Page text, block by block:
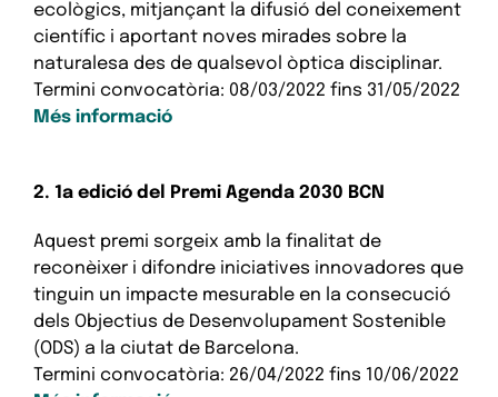
ecològics, mitjançant la difusió del coneixement
científic i aportant noves mirades sobre la
naturalesa des de qualsevol òptica disciplinar.
Termini convocatòria: 08/03/2022 fins 31/05/2022
Més informació
2. 1a edició del Premi Agenda 2030 BCN
Aquest premi sorgeix amb la finalitat de
reconèixer i difondre iniciatives innovadores que
tinguin un impacte mesurable en la consecució
dels Objectius de Desenvolupament Sostenible
(ODS) a la ciutat de Barcelona.
Termini convocatòria: 26/04/2022 fins 10/06/2022